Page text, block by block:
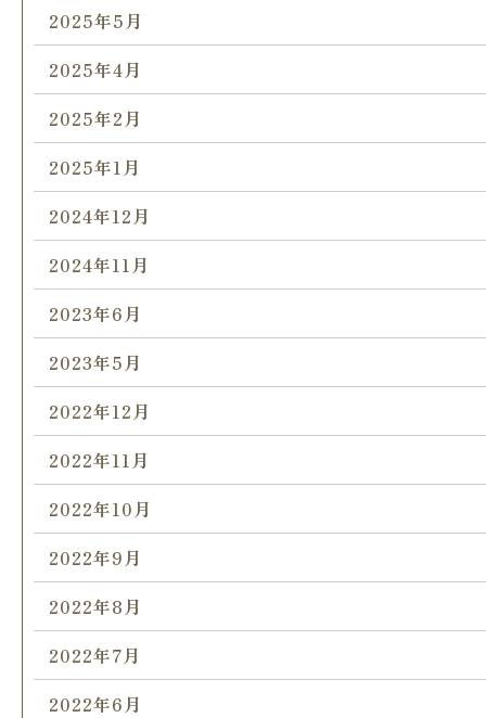
2025年5月
2025年4月
2025年2月
2025年1月
2024年12月
2024年11月
2023年6月
2023年5月
2022年12月
2022年11月
2022年10月
2022年9月
2022年8月
2022年7月
2022年6月